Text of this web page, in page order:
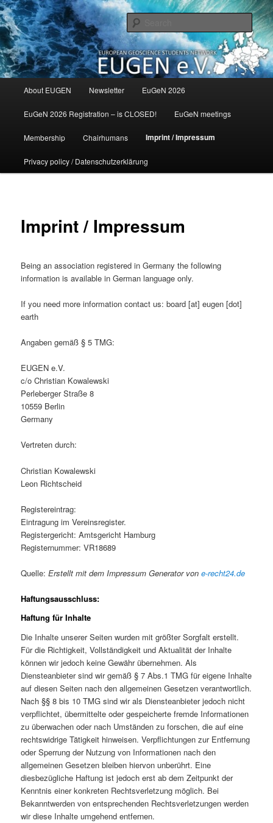
Skip
to
primary
content
About EUGEN Newsletter EuGeN 2026
EuGeN 2026 Registration – is CLOSED! EuGeN meetings
Membership Chairhumans Imprint / Impressum
Privacy policy / Datenschutzerklärung
Imprint / Impressum
Being an association registered in Germany the following
information is available in German language only.
If you need more information contact us: board [at] eugen [dot]
earth
Angaben gemäß § 5 TMG:
EUGEN e.V.
c/o Christian Kowalewski
Perleberger Straße 8
10559 Berlin
Germany
Vertreten durch:
Christian Kowalewski
Leon Richtscheid
Registereintrag:
Eintragung im Vereinsregister.
Registergericht: Amtsgericht Hamburg
Registernummer: VR18689
Quelle:Erstellt mit dem Impressum Generator vone-recht24.de
Haftungsausschluss:
Haftung für Inhalte
Die Inhalte unserer Seiten wurden mit größter Sorgfalt erstellt.
Für die Richtigkeit, Vollständigkeit und Aktualität der Inhalte
können wir jedoch keine Gewähr übernehmen. Als
Diensteanbieter sind wir gemäß § 7 Abs.1 TMG für eigene Inhalte
auf diesen Seiten nach den allgemeinen Gesetzen verantwortlich.
Nach §§ 8 bis 10 TMG sind wir als Diensteanbieter jedoch nicht
verpflichtet, übermittelte oder gespeicherte fremde Informationen
zu überwachen oder nach Umständen zu forschen, die auf eine
rechtswidrige Tätigkeit hinweisen. Verpflichtungen zur Entfernung
oder Sperrung der Nutzung von Informationen nach den
allgemeinen Gesetzen bleiben hiervon unberührt. Eine
diesbezügliche Haftung ist jedoch erst ab dem Zeitpunkt der
Kenntnis einer konkreten Rechtsverletzung möglich. Bei
Bekanntwerden von entsprechenden Rechtsverletzungen werden
wir diese Inhalte umgehend entfernen.